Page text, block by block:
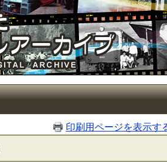
印刷用ページを表示す